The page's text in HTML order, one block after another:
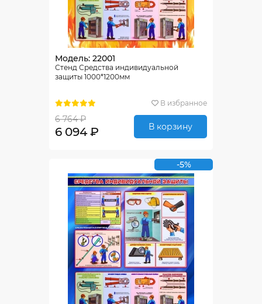
Модель: 22001
Стенд Средства индивидуальной
защиты 1000*1200мм
В избранное
6 764 ₽
6 094 ₽ В корзину
-5%